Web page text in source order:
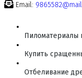
Email:
Пиломатериалы
Купить
Отбеливание